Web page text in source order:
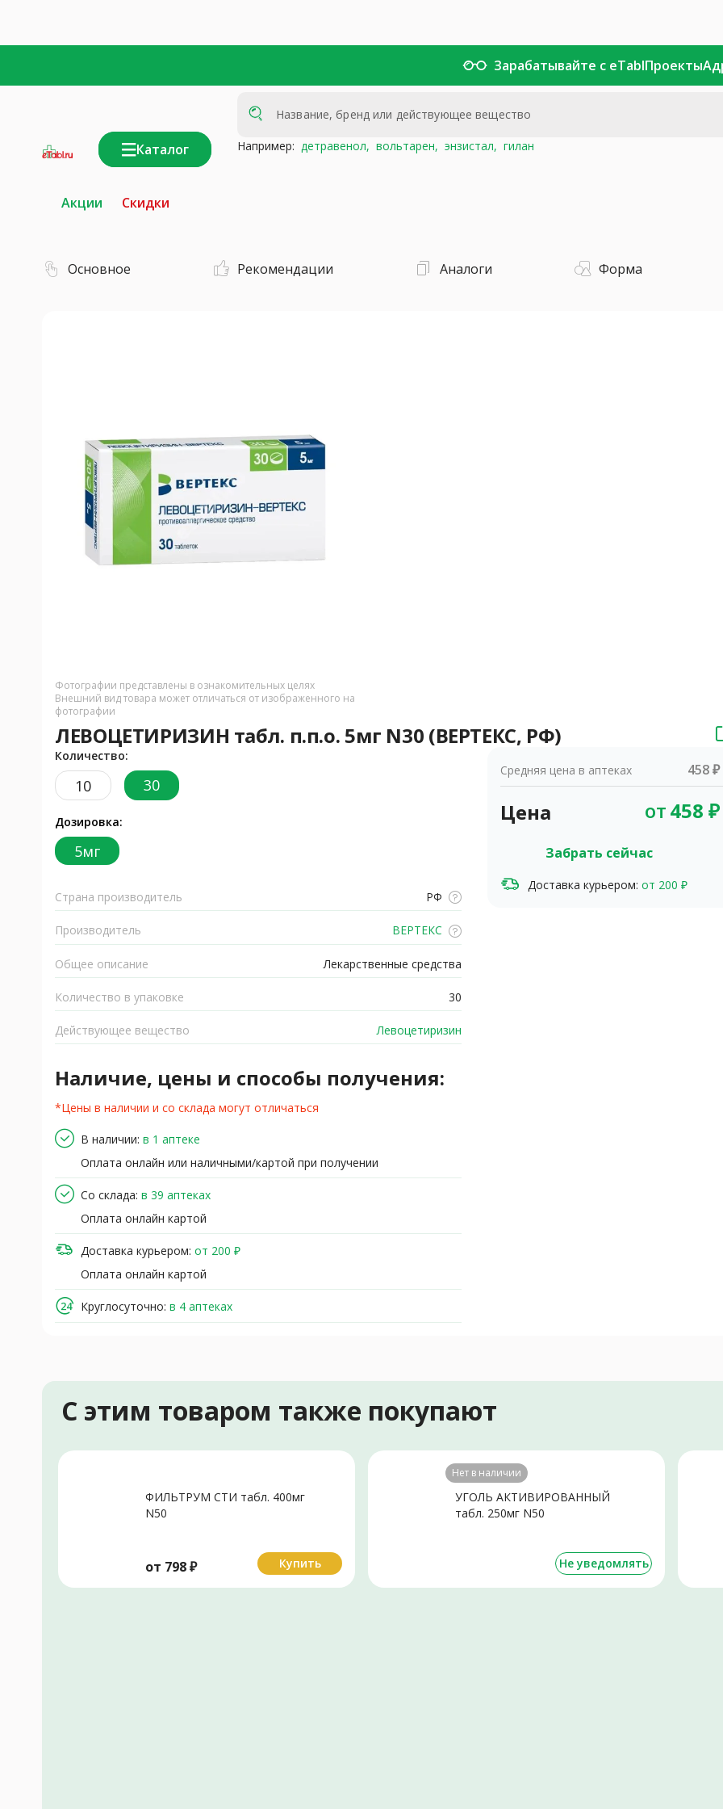
Зарабатывайте с eTablПроекты
Каталог Например: детравенол, вольтарен, энзистал, гилан
Акции Скидки
Основное Рекомендации Аналоги Форма
Фотографии представлены в ознакомительных целях
Внешний вид товара может отличаться от изображенного на
фотографии
ЛЕВОЦЕТИРИЗИН табл. п.п.о. 5мг N30 (ВЕРТЕКС, РФ)
Количество:
10 30
Дозировка:
5мг
Страна производитель РФ
Производитель ВЕРТЕКС
Общее описание Лекарственные средства
Количество в упаковке 30
Действующее вещество Левоцетиризин
Наличие, цены и способы получения:
*Цены в наличии и со склада могут отличаться
В наличии: в 1 аптеке
Оплата онлайн или наличными/картой при получении
Со склада: в 39 аптеках
Оплата онлайн картой
Доставка курьером: от 200 ₽
Оплата онлайн картой
Круглосуточно: в 4 аптеках
Средняя цена в аптеках 458 ₽
Цена от458 ₽
Забрать сейчас
Доставка курьером: от 200 ₽
С этим товаром также покупают
ФИЛЬТРУМ СТИ табл. 400мг
N50
от 798₽ Купить
Нет в наличии
УГОЛЬ АКТИВИРОВАННЫЙ
табл. 250мг N50
Не уведомлять